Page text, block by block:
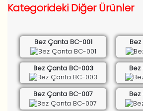
Kategorideki Diğer Ürünler
Bez Çanta BC-001
Bez Çanta BC-003
Bez Çanta BC-007